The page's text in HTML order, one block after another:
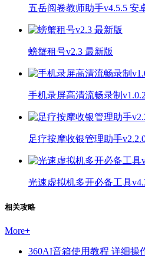
五岳阅卷教师助手v4.5.5 安
螃蟹租号v2.3 最新版
手机录屏高清流畅录制
足疗按摩收银管理助手
光速虚拟机多开必备工具
相关攻略
More+
360AI音箱使用教程 详细操